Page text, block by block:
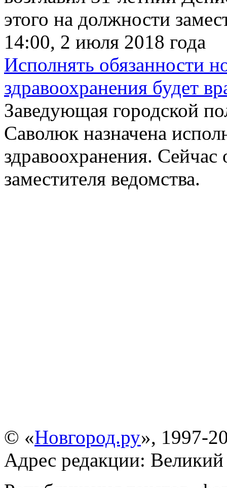
этого на должности
14:00, 2 июля 2018 года
Исполнять обязанности
здравоохранения будет
Заведующая городской
Саволюк назначена
здравоохранения. Сейчас
заместителя ведомства.
© «Новгород.ру», 1997-
Адрес редакции: